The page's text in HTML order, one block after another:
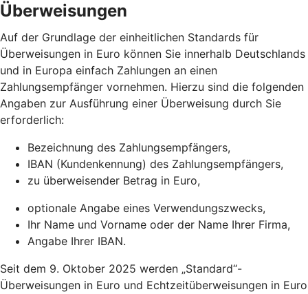
Überweisungen
Auf der Grundlage der einheitlichen Standards für
Überweisungen in Euro können Sie innerhalb Deutschlands
und in Europa einfach Zahlungen an einen
Zahlungsempfänger vornehmen. Hierzu sind die folgenden
Angaben zur Ausführung einer Überweisung durch Sie
erforderlich:
Bezeichnung des Zahlungsempfängers,
IBAN (Kundenkennung) des Zahlungsempfängers,
zu überweisender Betrag in Euro,
optionale Angabe eines Verwendungszwecks,
Ihr Name und Vorname oder der Name Ihrer Firma,
Angabe Ihrer IBAN.
Seit dem 9. Oktober 2025 werden „Standard“-
Überweisungen in Euro und Echtzeitüberweisungen in Euro